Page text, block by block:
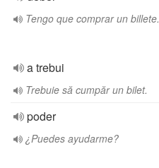
Tengo que comprar un billete.
a trebui
Trebuie să cumpăr un bilet.
poder
¿Puedes ayudarme?